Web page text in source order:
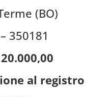
(BO)
350181
al registro